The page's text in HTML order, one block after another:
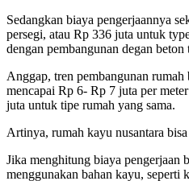
Sedangkan biaya pengerjaannya
persegi, atau Rp 336 juta untuk
dengan pembangunan degan
Anggap, tren pembangunan
mencapai Rp 6- Rp 7 juta per
juta untuk tipe rumah yang sama.
Artinya, rumah kayu nusantara
Jika menghitung biaya pengerjaan
menggunakan bahan kayu, seperti